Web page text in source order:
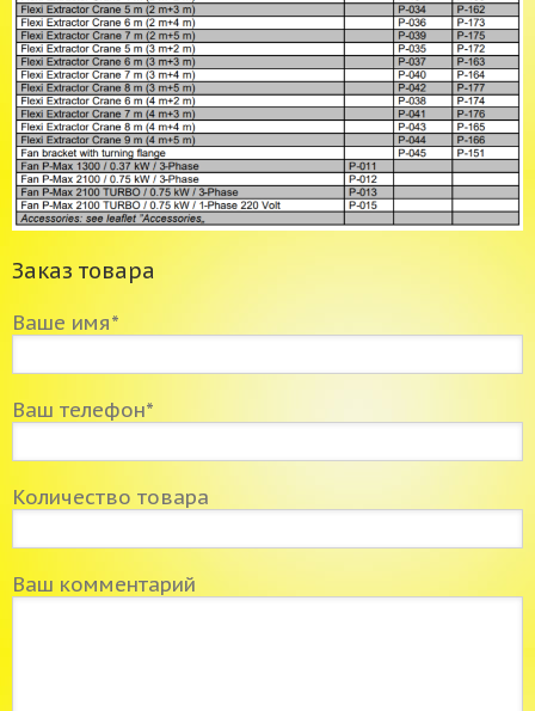
Заказ товара
Ваше имя*
Ваш телефон*
Количество товара
Ваш комментарий